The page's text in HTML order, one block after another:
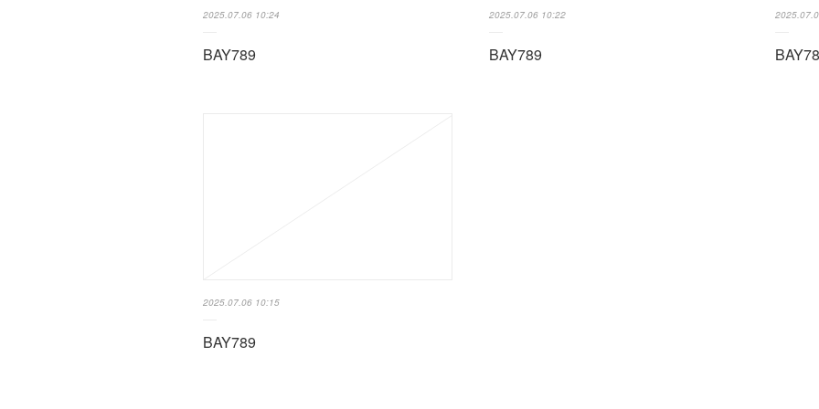
2025.07.06 10:24
BAY789
2025.07.06 10:22
BAY789
2025.07.06 10:15
BAY789